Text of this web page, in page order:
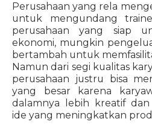
Perusahaan yang rela
untuk mengundang
perusahaan yang siap
ekonomi, mungkin
bertambah untuk
Namun dari segi kualitas
perusahaan justru bisa
yang besar karena
dalamnya lebih kreatif
ide yang meningkatkan